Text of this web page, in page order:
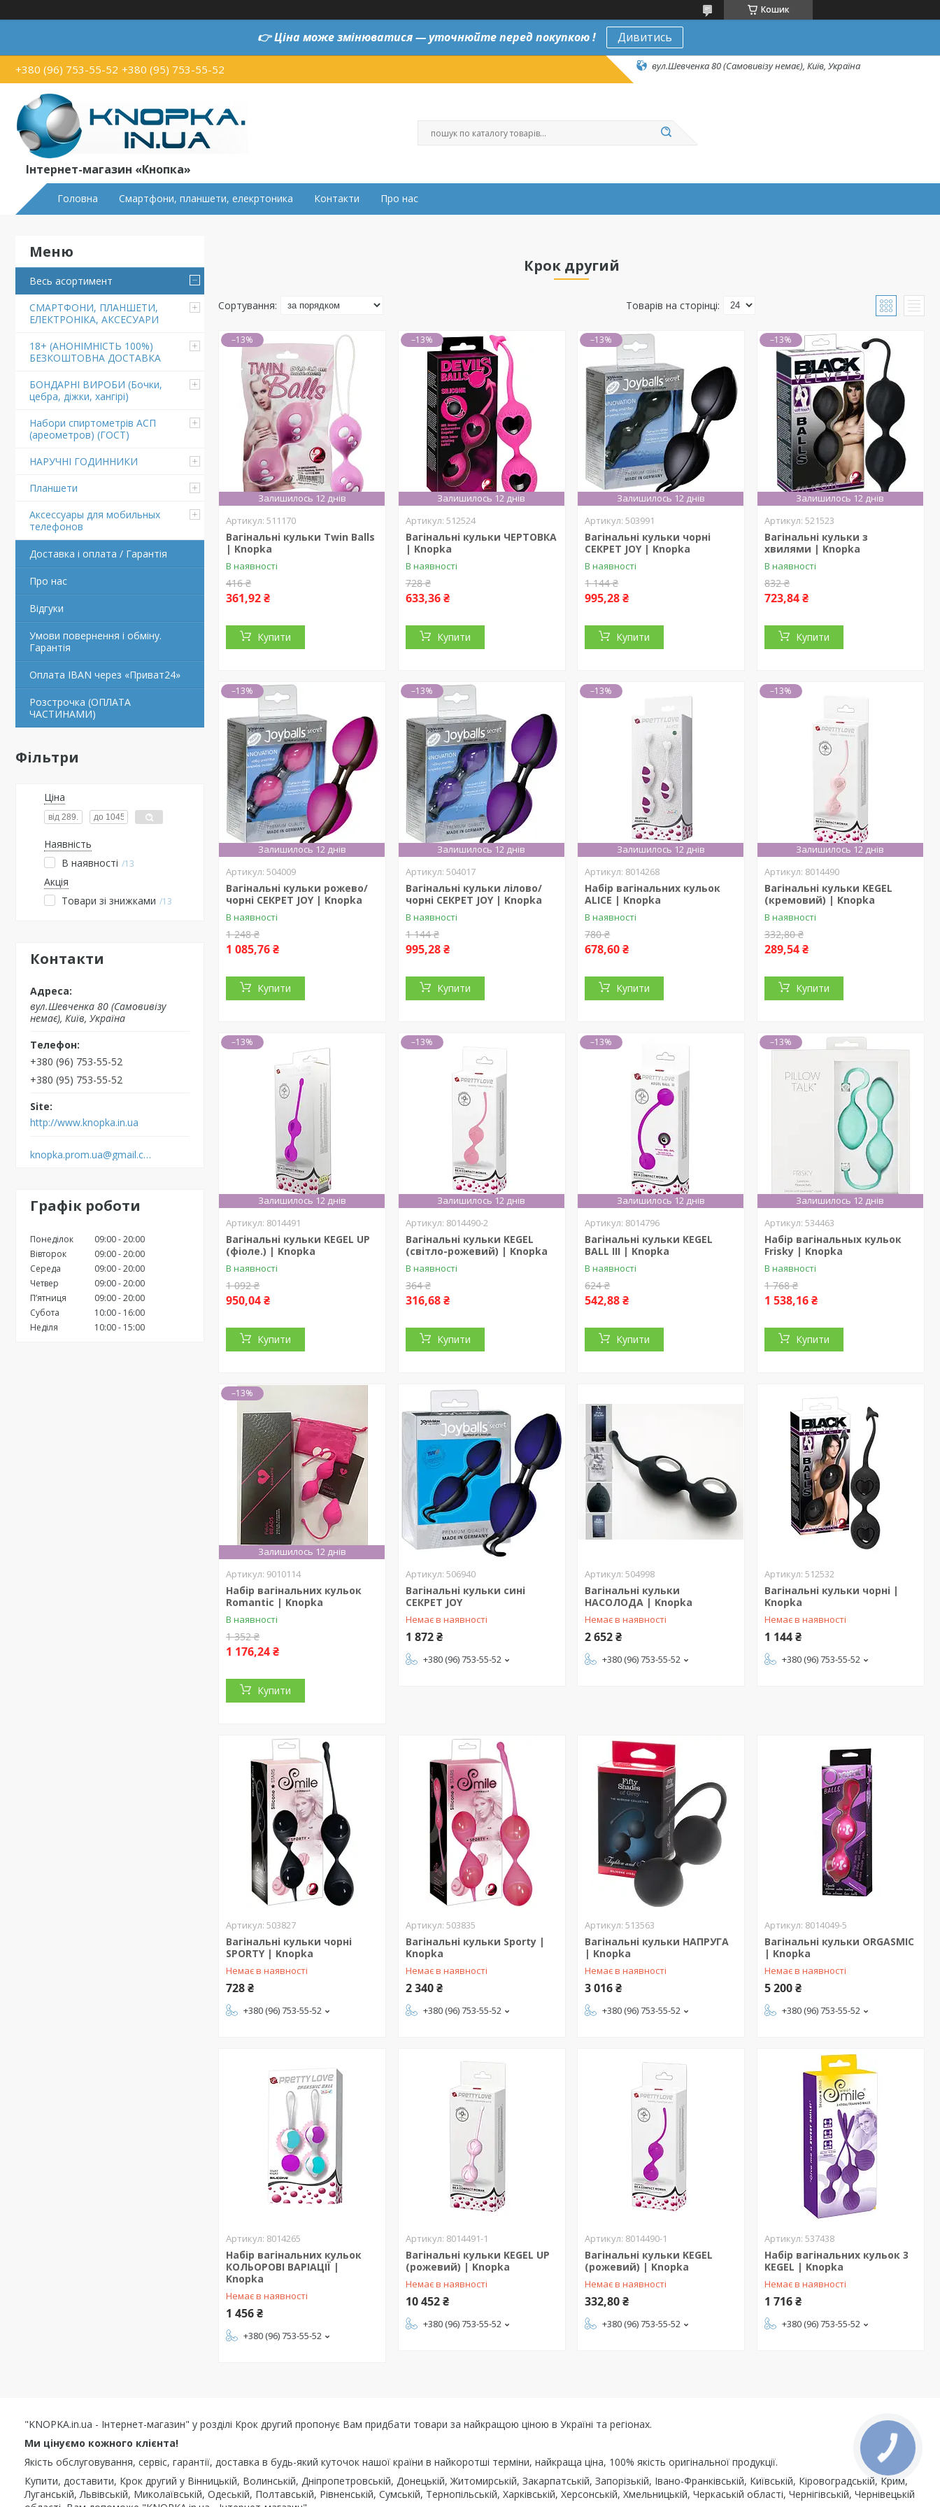
Кошик
👉Ціна може змінюватися — уточнюйте перед покупкою ! Дивитись
+380 (96) 753-55-52 +380 (95) 753-55-52 вул.Шевченка 80 (Самовивізу немає), Київ, Україна
Інтернет-магазин «Кнопка»
Головна Смартфони, планшети, елекртоника Контакти Про нас
Весь асортимент
СМАРТФОНИ, ПЛАНШЕТИ,
ЕЛЕКТРОНІКА, АКСЕСУАРИ
18+ (АНОНІМНІСТЬ 100%)
БЕЗКОШТОВНА ДОСТАВКА
БОНДАРНІ ВИРОБИ (Бочки,
цебра, діжки, хангірі)
Набори спиртометрів АСП
(ареометров) (ГОСТ)
НАРУЧНІ ГОДИННИКИ
Планшети
Аксессуары для мобильных
телефонов
Доставка і оплата / Гарантія
Про нас
Відгуки
Умови повернення і обміну.
Гарантія
Оплата IBAN через «Приват24»
Розстрочка (ОПЛАТА
ЧАСТИНАМИ)
Фільтри
Ціна
Наявність
В наявності
13
Акція
Товари зі знижками
13
Контакти
вул.Шевченка 80 (Самовивізу
немає), Київ, Україна
+380 (96) 753-55-52
+380 (95) 753-55-52
http://www.knopka.in.ua
knopka.prom.ua@gmail.com
Графік роботи
Понеділок 09:00 20:00
Вівторок
09:00 20:00
Середа
09:00 20:00
Четвер
09:00 20:00
Пʼятниця
09:00 20:00
Субота
10:00
16:00
Неділя
10:00 15:00
Крок другий
–13%
Залишилось 12 днів
511170
Вагінальні кульки Twin Balls
| Knopka
В наявності
416 ₴
361,92 ₴
Купити
–13%
Залишилось 12 днів
512524
Вагінальні кульки ЧЕРТОВКА
| Knopka
В наявності
728 ₴
633,36 ₴
Купити
–13%
Залишилось 12 днів
503991
Вагінальні кульки чорні
СЕКРЕТ JOY | Knopka
В наявності
1 144 ₴
995,28 ₴
Купити
–13%
Залишилось 12 днів
521523
Вагінальні кульки з
хвилями | Knopka
В наявності
832 ₴
723,84 ₴
Купити
–13%
Залишилось 12 днів
504009
Вагінальні кульки рожево/
чорні СЕКРЕТ JOY | Knopka
В наявності
1 248 ₴
1 085,76 ₴
Купити
–13%
Залишилось 12 днів
504017
Вагінальні кульки лілово/
чорні СЕКРЕТ JOY | Knopka
В наявності
1 144 ₴
995,28 ₴
Купити
–13%
Залишилось 12 днів
8014268
Набір вагінальних кульок
ALICE | Knopka
В наявності
780 ₴
678,60 ₴
Купити
–13%
Залишилось 12 днів
8014490
Вагінальні кульки KEGEL
(кремовий) | Knopka
В наявності
332,80 ₴
289,54 ₴
Купити
–13%
Залишилось 12 днів
8014491
Вагінальні кульки KEGEL UP
(фіоле.) | Knopka
В наявності
1 092 ₴
950,04 ₴
Купити
–13%
Залишилось 12 днів
8014490-2
Вагінальні кульки KEGEL
(світло-рожевий) | Knopka
В наявності
364 ₴
316,68 ₴
Купити
–13%
Залишилось 12 днів
8014796
Вагінальні кульки KEGEL
BALL III | Knopka
В наявності
624 ₴
542,88 ₴
Купити
–13%
Залишилось 12 днів
534463
Набір вагінальных кульок
Frisky | Knopka
В наявності
1 768 ₴
1 538,16 ₴
Купити
–13%
Залишилось 12 днів
9010114
Набір вагінальних кульок
Romantic | Knopka
В наявності
1 352 ₴
1 176,24 ₴
Купити
506940
Вагінальні кульки сині
СЕКРЕТ JOY
Немає в наявності
1 872 ₴
+380 (96) 753-55-52
504998
Вагінальні кульки
НАСОЛОДА | Knopka
Немає в наявності
2 652 ₴
+380 (96) 753-55-52
512532
Вагінальні кульки чорні |
Knopka
Немає в наявності
1 144 ₴
+380 (96) 753-55-52
503827
Вагінальні кульки чорні
SPORTY | Knopka
Немає в наявності
728 ₴
+380 (96) 753-55-52
503835
Вагінальні кульки Sporty |
Knopka
Немає в наявності
2 340 ₴
+380 (96) 753-55-52
513563
Вагінальні кульки НАПРУГА
| Knopka
Немає в наявності
3 016 ₴
+380 (96) 753-55-52
8014049-5
Вагінальні кульки ORGASMIC
| Knopka
Немає в наявності
5 200 ₴
+380 (96) 753-55-52
8014265
Набір вагінальних кульок
КОЛЬОРОВІ ВАРІАЦІЇ |
Knopka
Немає в наявності
1 456 ₴
+380 (96) 753-55-52
8014491-1
Вагінальні кульки KEGEL UP
(рожевий) | Knopka
Немає в наявності
10 452 ₴
+380 (96) 753-55-52
8014490-1
Вагінальні кульки KEGEL
(рожевий) | Knopka
Немає в наявності
332,80 ₴
+380 (96) 753-55-52
537438
Набір вагінальних кульок 3
KEGEL | Knopka
Немає в наявності
1 716 ₴
+380 (96) 753-55-52
"KNOPKA.in.ua - Інтернет-магазин" у розділі Крок другий пропонує Вам придбати товари за найкращою ціною в Україні та регіонах.
Ми цінуємо кожного клієнта!
Якість обслуговування, сервіс, гарантії, доставка в будь-який куточок нашої країни в найкоротші терміни, найкраща ціна, 100% якість оригінальної продукції.
Купити, доставити, Крок другий у Вінницькій, Волинській, Дніпропетровській, Донецькій, Житомирській, Закарпатській, Запорізькій, Івано-Франківській, Київській, Кіровоградській, Крим,
Луганській, Львівській, Миколаївській, Одеській, Полтавській, Рівненській, Сумській, Тернопільській, Харківській, Херсонській, Хмельницькій, Черкаській області, Чернігівській, Чернівецькій